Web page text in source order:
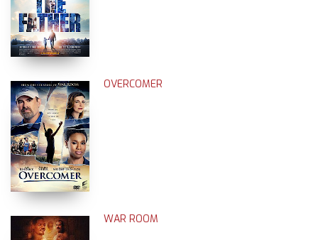
OVERCOMER
WAR ROOM